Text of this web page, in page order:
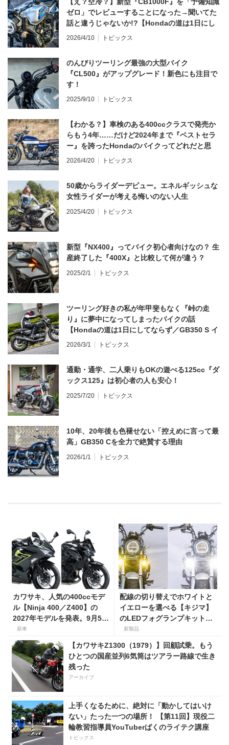
ゼロ」でレビューすることになった→聞いてた
話と違うじゃないか!?【Hondaの道は1日にし
てならず／CB1000F ①第一印象 編】
2026/4/10 トピックス
のんびりツーリング最強の大型バイク
『CL500』がアップグレード！新色にも注目で
す！
2025/9/10 トピックス
【わかる？】車検のある400ccクラスで発売か
らもう4年……だけど2024年まで『ベストセラ
ー』を誇ったHondaのバイクってどれだと思
う？
2026/4/20 トピックス
50歳からライダーデビュー。エネルギッシュな
女性ライダーが考える悔いのない人生
2025/4/20 トピックス
新型『NX400』ってバイク初心者向けなの？ 生
産終了した『400X』と比較して何が違う？
2025/2/1 トピックス
ツーリング好きの私が年甲斐もなく『峠の走
り』に夢中になってしまったバイクの話
【Hondaの道は1日にしてならず／GB350 S イ
ンプレ・レビュー 前編】
2026/3/1 トピックス
通勤・通学、二人乗りもOKの遊べる125cc『ダ
ックス125』は初心者の人も安心！
2025/7/20 トピックス
10年、20年後も色褪せない「控えめに言って最
高」GB350 Cを全力で絶賛する理由
2026/1/1 トピックス
カワサキ、人気の400ccモデ
ル【Ninja 400／Z400】の
2027年モデルを発表。9月5日
より販売開始！
新車
配線の切り替えでホワイトと
イエローを選べる【キジマ】
のLEDフォグランプキットに
ホンダ ダックス／グロム用が
新製品
【カワサキZ1300（1979）】回顧試乗。もう
ひとつの国産並列6気筒はツアラー路線で生き
残った
アーカイブ
上手くなるために、絶対に「動かしてはいけ
ない」たった一つの場所！ 【第11回】現役二
輪教習指導員YouTuberばくのライテク講座
トピックス